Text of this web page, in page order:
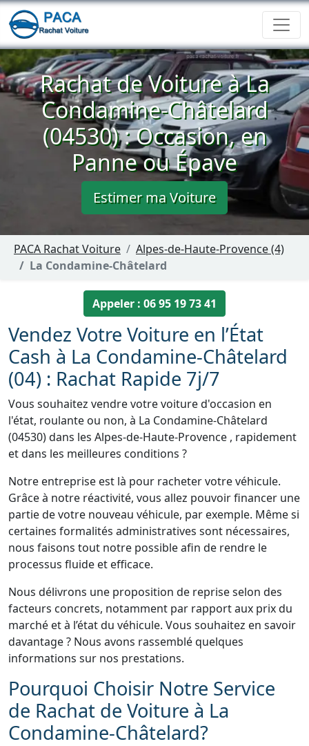
Rachat de Voiture à La
Condamine-Châtelard
(04530) : Occasion, en
Panne ou Épave
Estimer ma Voiture
PACA Rachat Voiture
Alpes-de-Haute-Provence (4)
La Condamine-Châtelard
Appeler : 06 95 19 73 41
Vendez Votre Voiture en l’État
Cash à La Condamine-Châtelard
(04) : Rachat Rapide 7j/7
Vous souhaitez vendre votre voiture d'occasion en
l'état, roulante ou non, à La Condamine-Châtelard
(04530) dans les Alpes-de-Haute-Provence , rapidement
et dans les meilleures conditions ?
Notre entreprise est là pour racheter votre véhicule.
Grâce à notre réactivité, vous allez pouvoir financer une
partie de votre nouveau véhicule, par exemple. Même si
certaines formalités administratives sont nécessaires,
nous faisons tout notre possible afin de rendre le
processus fluide et efficace.
Nous délivrons une proposition de reprise selon des
facteurs concrets, notamment par rapport aux prix du
marché et à l’état du véhicule. Vous souhaitez en savoir
davantage ? Nous avons rassemblé quelques
informations sur nos prestations.
Pourquoi Choisir Notre Service
de Rachat de Voiture à La
Condamine-Châtelard?